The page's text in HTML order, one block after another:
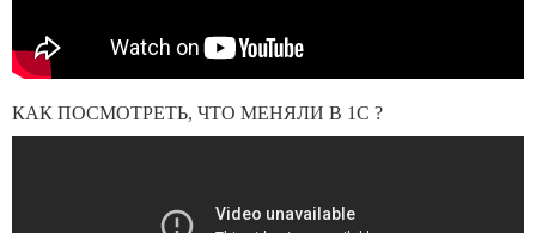
КАК ПОСМОТРЕТЬ, ЧТО МЕНЯЛИ В 1С ?